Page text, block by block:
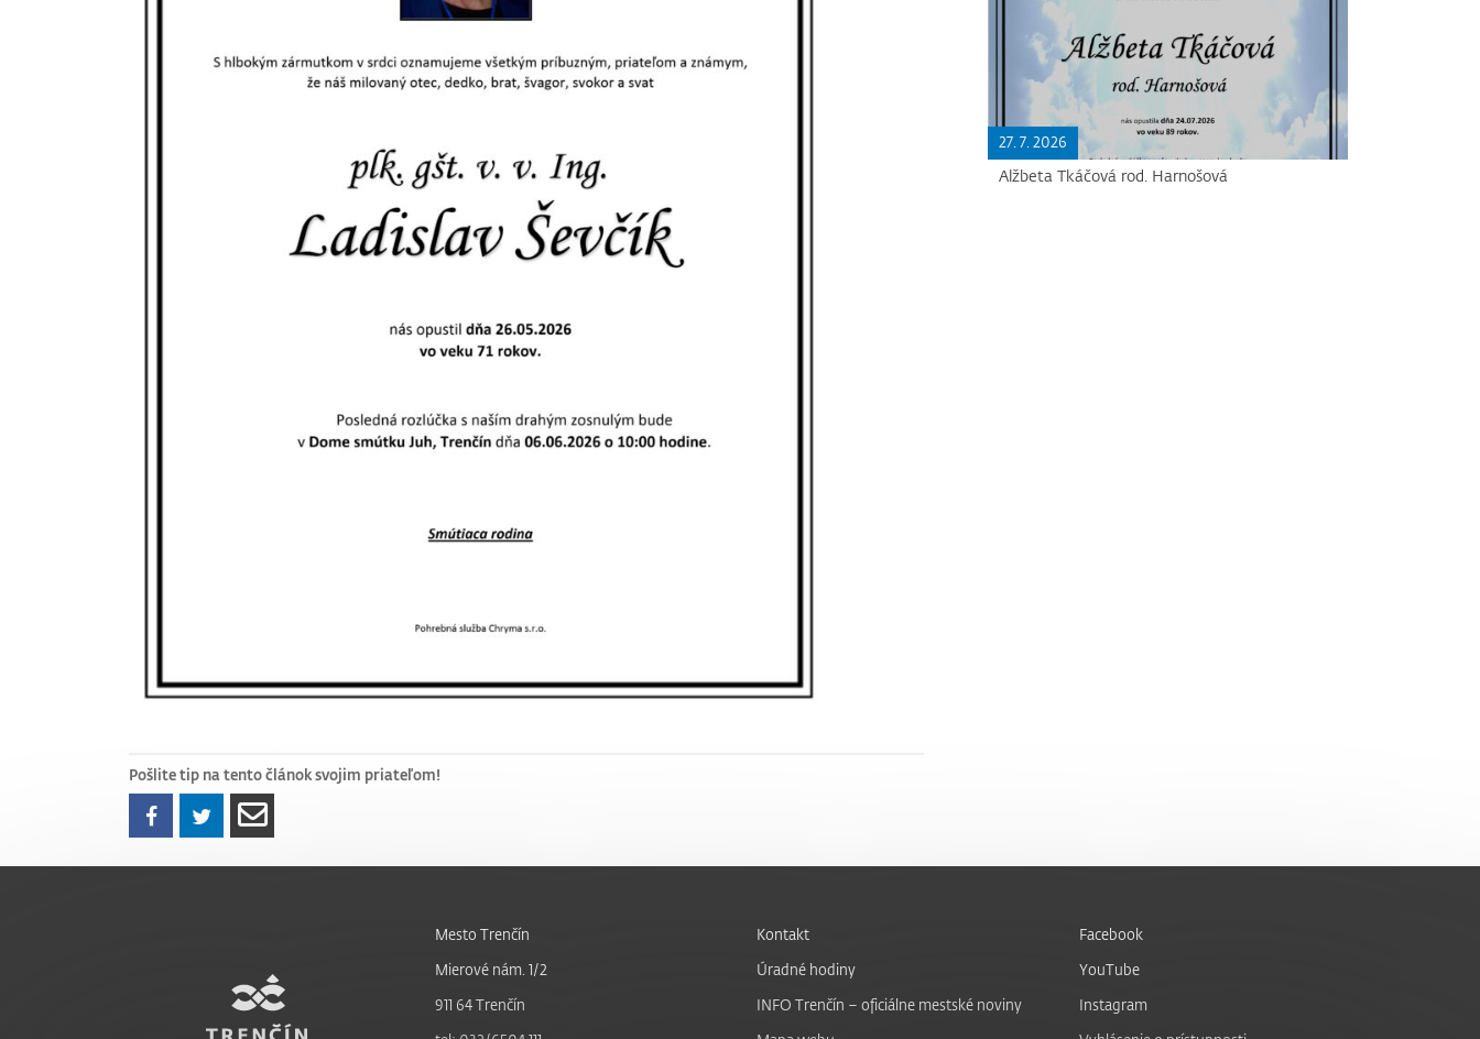
Pošlite tip na tento článok svojim priateľom!
27. 7. 2026
Alžbeta Tkáčová rod. Harnošová
Mesto Trenčín
Mierové nám. 1/2
911 64 Trenčín
Kontakt
Úradné hodiny
INFO Trenčín – oficiálne mestské noviny
Facebook
YouTube
Instagram